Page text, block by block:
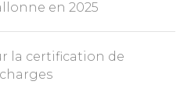
en 2025
la certification de